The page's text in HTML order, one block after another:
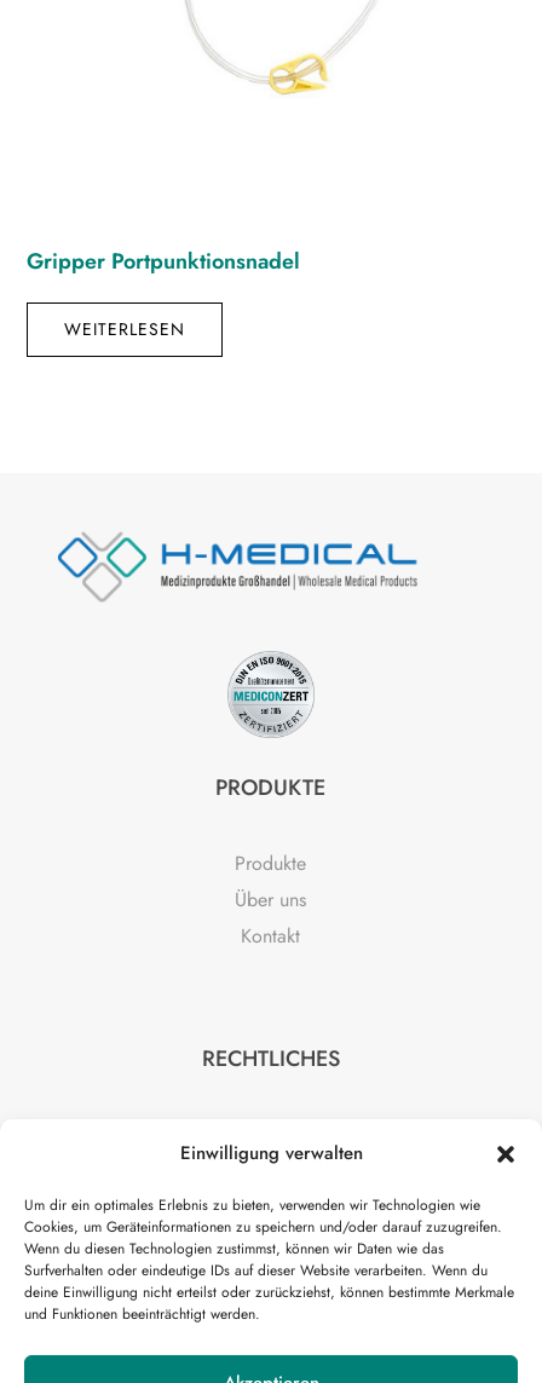
Einwilligung verwalten
Um dir ein optimales Erlebnis zu bieten, verwenden wir Technologien wie
Cookies, um Geräteinformationen zu speichern und/oder darauf zuzugreifen.
Wenn du diesen Technologien zustimmst, können wir Daten wie das
Surfverhalten oder eindeutige IDs auf dieser Website verarbeiten. Wenn du
deine Einwilligung nicht erteilst oder zurückziehst, können bestimmte Merkmale
und Funktionen beeinträchtigt werden.
Gripper Portpunktionsnadel
WEITERLESEN
PRODUKTE
Produkte
Über uns
Kontakt
RECHTLICHES
AGB